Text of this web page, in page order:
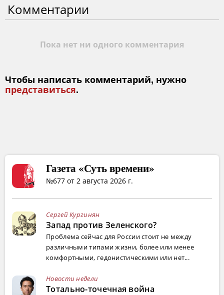
Комментарии
Пока нет ни одного комментария
Чтобы написать комментарий, нужно
представиться.
Газета «Суть времени»
№677 от 2 августа 2026 г.
Сергей Кургинян
Запад против Зеленского?
Проблема сейчас для России стоит не между
различными типами жизни, более или менее
комфортными, гедонистическими или нет...
Новости недели
Тотально-точечная война